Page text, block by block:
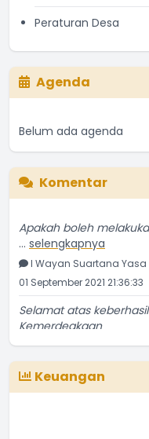
Peraturan Desa
Agenda
Belum ada agenda
Komentar
...selengkapnya
I Wayan Suartana Yasa
01 September 2021 21:36:33
Selamat atas
Kemerdeakaan
...selengkapnya
13 September 2016 22:09:16
Keuangan